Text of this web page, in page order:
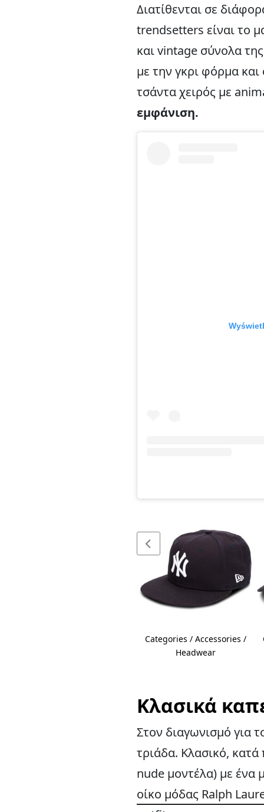
Διατίθενται σε
trendsetters είναι το
και vintage σύνολα
με την γκρι φόρμα
τσάντα χειρός με
εμφάνιση.
Categories / Accessories /
Headwear
Κλασικά
Στον διαγωνισμό για
τριάδα. Κλασικό,
nude μοντέλα) με
οίκο μόδας Ralph